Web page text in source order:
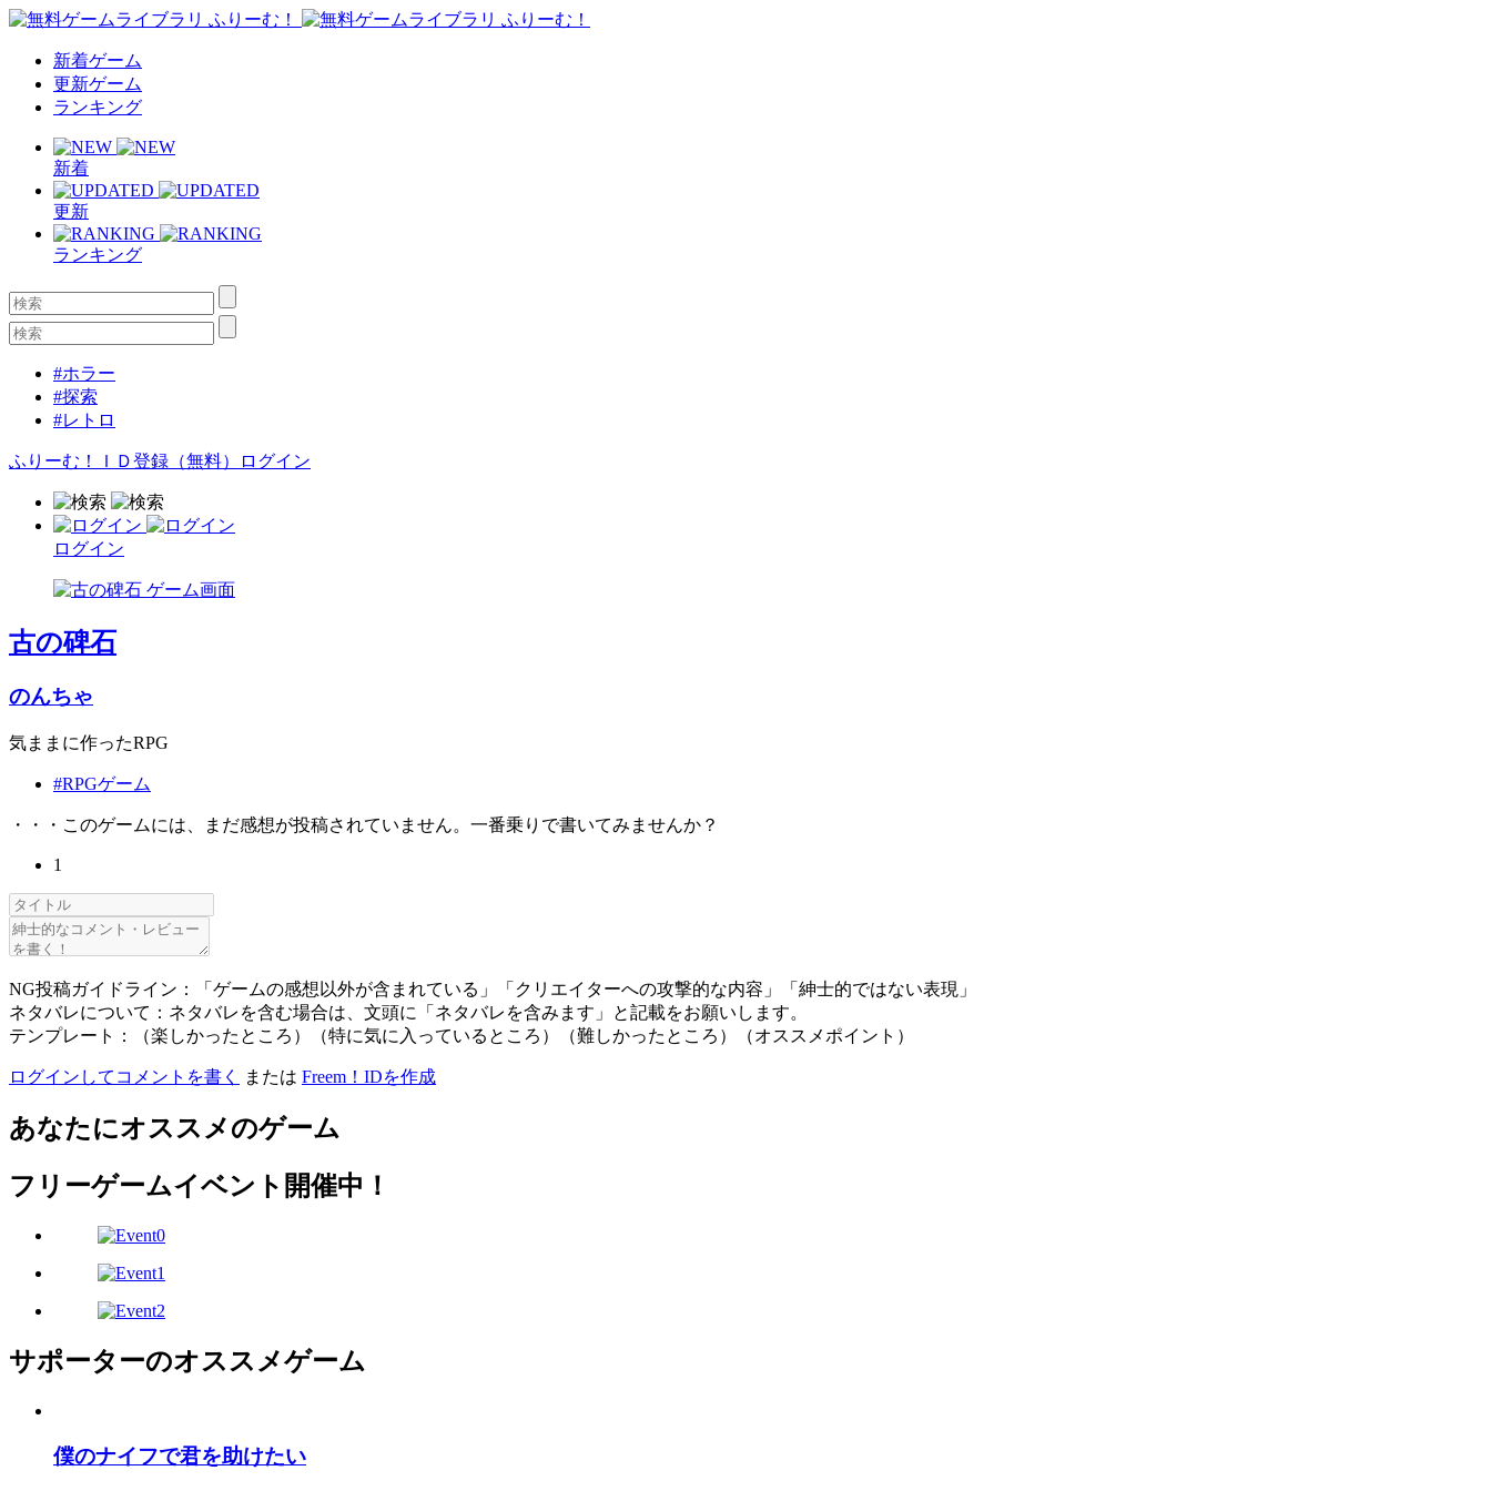
新着ゲーム
更新ゲーム
ランキング
新着
更新
ランキング
#ホラー
#探索
#レトロ
ふりーむ！ＩＤ登録（無料） ログイン
ログイン
古の碑石
のんちゃ
気ままに作ったRPG
#RPGゲーム
・・・このゲームには、まだ感想が投稿されていません。一番乗りで書いてみませんか？
1
NG投稿ガイドライン：「ゲームの感想以外が含まれている」「クリエイターへの攻撃的な内容」「紳士的ではない表現」
ネタバレについて：ネタバレを含む場合は、文頭に「ネタバレを含みます」と記載をお願いします。
テンプレート：（楽しかったところ）（特に気に入っているところ）（難しかったところ）（オススメポイント）
ログインしてコメントを書く または Freem！IDを作成
あなたにオススメのゲーム
フリーゲームイベント開催中！
サポーターのオススメゲーム
僕のナイフで君を助けたい